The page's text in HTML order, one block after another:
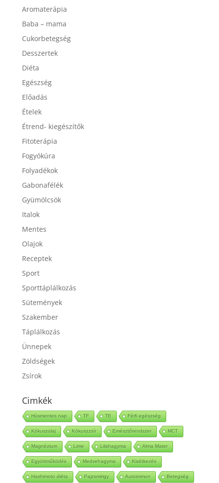
Aromaterápia
Baba – mama
Cukorbetegség
Desszertek
Diéta
Egészség
Előadás
Ételek
Étrend- kiegészítők
Fitoterápia
Fogyókúra
Folyadékok
Gabonafélék
Gyümölcsök
Italok
Mentes
Olajok
Receptek
Sport
Sporttáplálkozás
Sütemények
Szakember
Táplálkozás
Ünnepek
Zöldségek
Zsírok
Cimkék
Húsmentes nap TF TE Férfi egészség
Kókuszolaj Kókuszzsír Emésztőrendszer MCT
Magnézium Lime Lilahagyma Alma Mater
Együttműködés Medvehagyma Kisétkezés
Hashimoto diéta Pajzsmirigy Autoimmun Betegség